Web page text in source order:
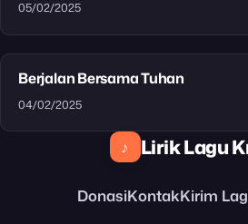
05/02/2025
Berjalan Bersama Tuhan
04/02/2025
♪ Lirik Lagu
DonasiKontakKirim